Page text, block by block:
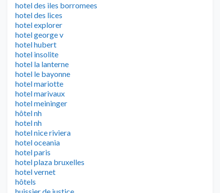
hotel des iles borromees
hotel des lices
hotel explorer
hotel george v
hotel hubert
hotel insolite
hotel la lanterne
hotel le bayonne
hotel mariotte
hotel marivaux
hotel meininger
hôtel nh
hotel nh
hotel nice riviera
hotel oceania
hotel paris
hotel plaza bruxelles
hotel vernet
hôtels